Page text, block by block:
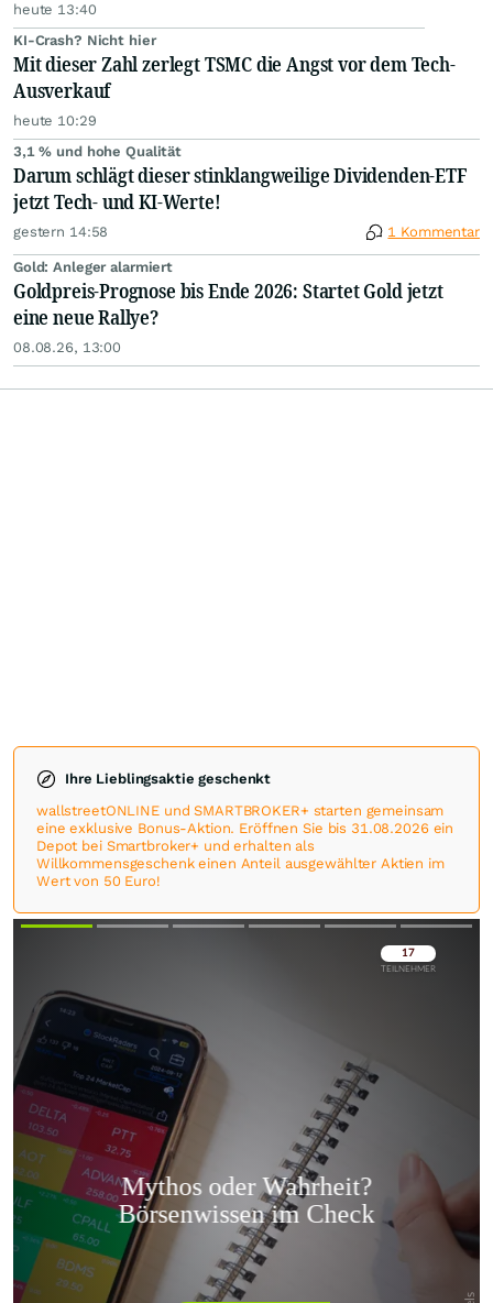
heute 13:40
KI-Crash? Nicht hier
Mit dieser Zahl zerlegt TSMC die Angst vor dem Tech-
Ausverkauf
heute 10:29
3,1 % und hohe Qualität
Darum schlägt dieser stinklangweilige Dividenden-ETF
jetzt Tech- und KI-Werte!
gestern 14:58 1 Kommentar
Gold: Anleger alarmiert
Goldpreis-Prognose bis Ende 2026: Startet Gold jetzt
eine neue Rallye?
08.08.26, 13:00
Ihre Lieblingsaktie geschenkt
wallstreetONLINE und SMARTBROKER+ starten gemeinsam
eine exklusive Bonus-Aktion. Eröffnen Sie bis 31.08.2026 ein
Depot bei Smartbroker+ und erhalten als
Willkommensgeschenk einen Anteil ausgewählter Aktien im
Wert von 50 Euro!
Überspringen